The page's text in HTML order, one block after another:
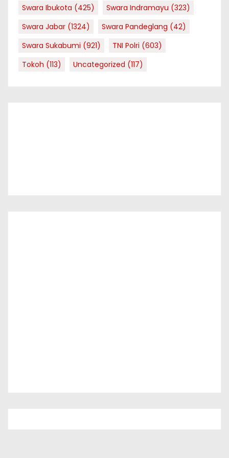
Swara Ibukota (425) Swara Indramayu (323)
Swara Jabar (1324) Swara Pandeglang (42)
Swara Sukabumi (921) TNI Polri (603)
Tokoh (113) Uncategorized (117)